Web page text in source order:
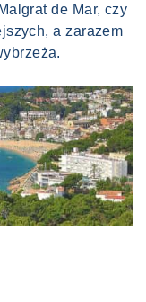
de Mar, czy
a zarazem